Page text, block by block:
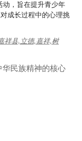
，旨在提升青少年
成长过程中的心理挑
祥县,立德,嘉祥,树